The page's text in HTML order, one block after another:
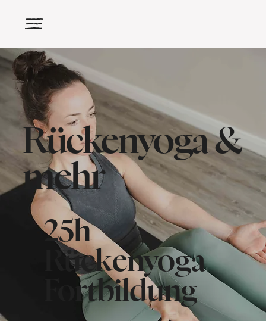
Rückenyoga &
mehr
25h
Rückenyoga
Fortbildung